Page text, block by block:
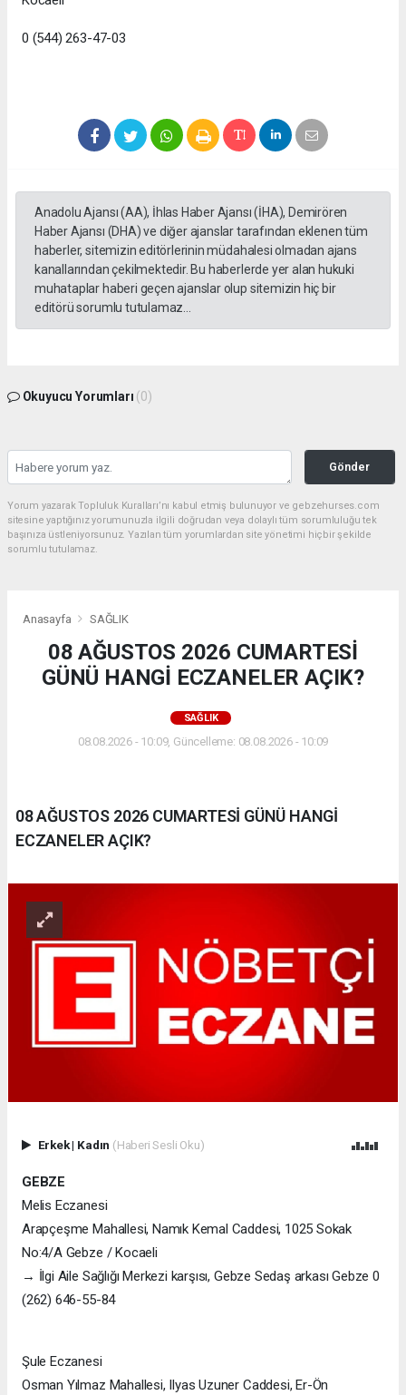
0 (544) 263-47-03
Anadolu Ajansı (AA), İhlas Haber Ajansı (İHA), Demirören
Haber Ajansı (DHA) ve diğer ajanslar tarafından eklenen tüm
haberler, sitemizin editörlerinin müdahalesi olmadan ajans
kanallarından çekilmektedir. Bu haberlerde yer alan hukuki
muhataplar haberi geçen ajanslar olup sitemizin hiç bir
editörü sorumlu tutulamaz...
Okuyucu Yorumları (0)
Gönder
Yorum yazarak Topluluk Kuralları’nı kabul etmiş bulunuyor ve gebzehurses.com
sitesine yaptığınız yorumunuzla ilgili doğrudan veya dolaylı tüm sorumluluğu tek
başınıza üstleniyorsunuz. Yazılan tüm yorumlardan site yönetimi hiçbir şekilde
sorumlu tutulamaz.
Anasayfa SAĞLIK
08 AĞUSTOS 2026 CUMARTESİ
GÜNÜ HANGİ ECZANELER AÇIK?
SAĞLIK
08.08.2026 - 10:09, Güncelleme: 08.08.2026 - 10:09
08 AĞUSTOS 2026 CUMARTESİ GÜNÜ HANGİ
ECZANELER AÇIK?
Erkek| Kadın (Haberi Sesli Oku)
GEBZE
Melis Eczanesi
Arapçeşme Mahallesi, Namık Kemal Caddesi, 1025 Sokak
No:4/A Gebze / Kocaeli
→ İlgi Aile Sağlığı Merkezi karşısı, Gebze Sedaş arkası Gebze 0
(262) 646-55-84
Şule Eczanesi
Osman Yılmaz Mahallesi, Ilyas Uzuner Caddesi, Er-Ön